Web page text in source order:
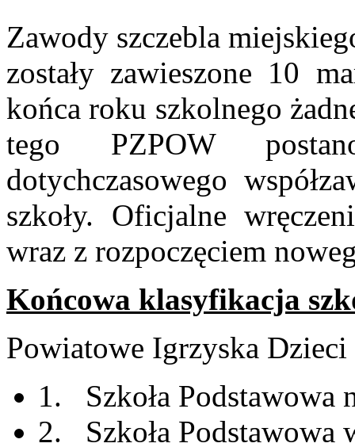
Zawody szczebla
zostały zawieszone 10
końca roku szkolnego
tego PZPOW
dotychczasowego
szkoły. Oficjalne
wraz z rozpoczęciem
Końcowa klasyfikacja
Powiatowe Igrzyska Dzieci
1. Szkoła Podstawowa
2. Szkoła Podstawowa